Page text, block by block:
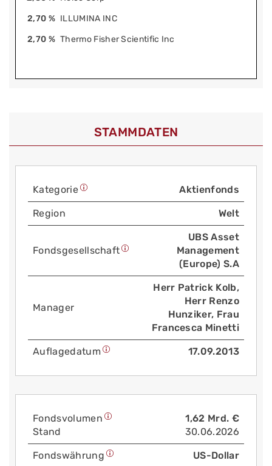
2,70 % ILLUMINA INC
2,70 % Thermo Fisher Scientific Inc
STAMMDATEN
Kategorie Aktienfonds
Region Welt
Fonds­gesellschaft
UBS Asset
Management
(Europe) S.A
Manager
Herr Patrick Kolb,
Herr Renzo
Hunziker, Frau
Francesca Minetti
Auflage­datum 17.09.2013
Fonds­volumen
Stand
1,62 Mrd. €
30.06.2026
Fonds­währung US-Dollar